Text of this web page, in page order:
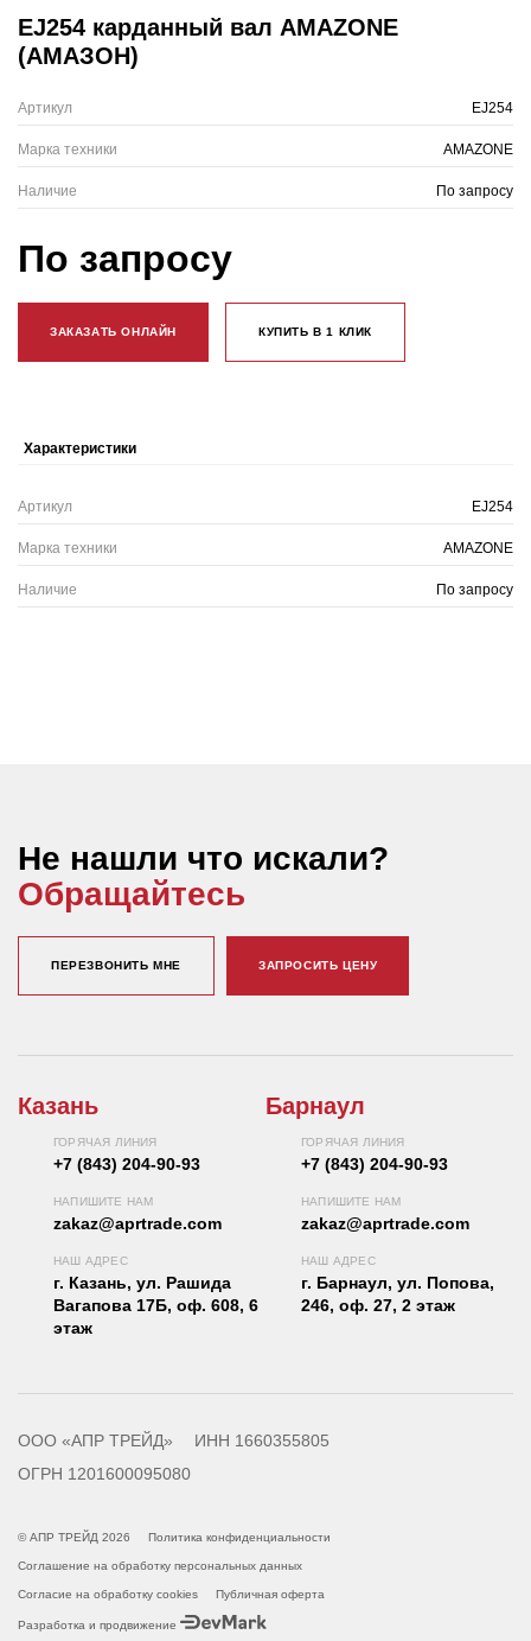
EJ254 карданный вал AMAZONE
(АМАЗОН)
Артикул EJ254
Марка техники AMAZONE
Наличие По запросу
По запросу
ЗАКАЗАТЬ ОНЛАЙН КУПИТЬ В 1 КЛИК
Характеристики
Артикул EJ254
Марка техники AMAZONE
Наличие По запросу
Не нашли что искали?
Обращайтесь
ПЕРЕЗВОНИТЬ МНЕ ЗАПРОСИТЬ ЦЕНУ
Казань
ГОРЯЧАЯ ЛИНИЯ
+7 (843) 204-90-93
НАПИШИТЕ НАМ
zakaz@aprtrade.com
НАШ АДРЕС
г. Казань, ул. Рашида
Вагапова 17Б, оф. 608, 6
этаж
Барнаул
ГОРЯЧАЯ ЛИНИЯ
+7 (843) 204-90-93
НАПИШИТЕ НАМ
zakaz@aprtrade.com
НАШ АДРЕС
г. Барнаул, ул. Попова,
246, оф. 27, 2 этаж
ООО «АПР ТРЕЙД»
ИНН 1660355805
ОГРН 1201600095080
© АПР ТРЕЙД 2026 Политика конфиденциальности
Соглашение на обработку персональных данных
Согласие на обработку cookies Публичная оферта
Разработка и продвижение